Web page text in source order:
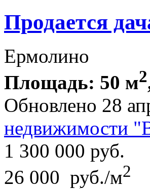
Продается
Ермолино
Площадь: 50 м2
Обновлено 28
недвижимости
1 300 000 руб.
26 000 руб./м2